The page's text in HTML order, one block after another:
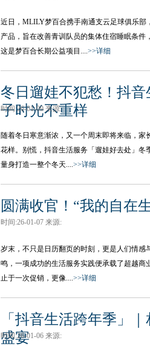
近日，MLILY梦百合携手南通支云足球俱乐
产品，旨在改善青训队员的集体住宿睡眠条件
这是梦百合长期公益项目....>>详细
冬日遛娃不犯愁！抖
子时光不重样
时间:26-01-09 来源:
随着冬日寒意渐浓，又一个周末即将来临，
花样。别慌，抖音生活服务「遛娃好去处」冬
量身打造一整个冬天....>>详细
圆满收官！“我的自在
时间:26-01-07 来源:
岁末，不只是日历翻页的时刻，更是人们情
鸣，一项成功的生活服务实践便承载了超越
止于一次促销，更像....>>详细
「抖音生活跨年季」
盛宴
时间:26-01-06 来源: